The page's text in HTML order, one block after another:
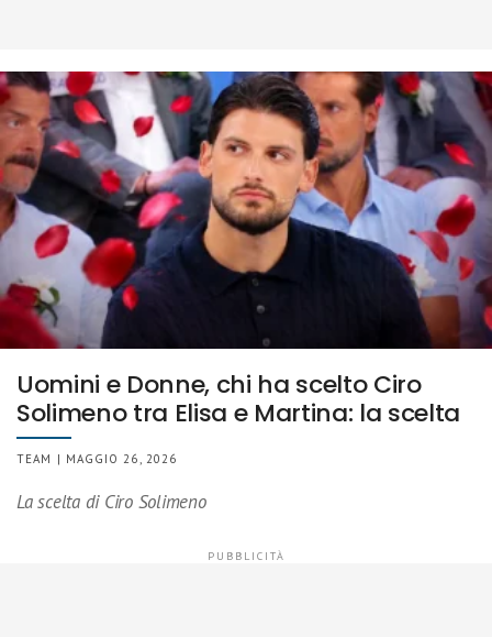
Uomini e Donne, chi ha scelto Ciro
Solimeno tra Elisa e Martina: la scelta
TEAM | MAGGIO 26, 2026
La scelta di Ciro Solimeno